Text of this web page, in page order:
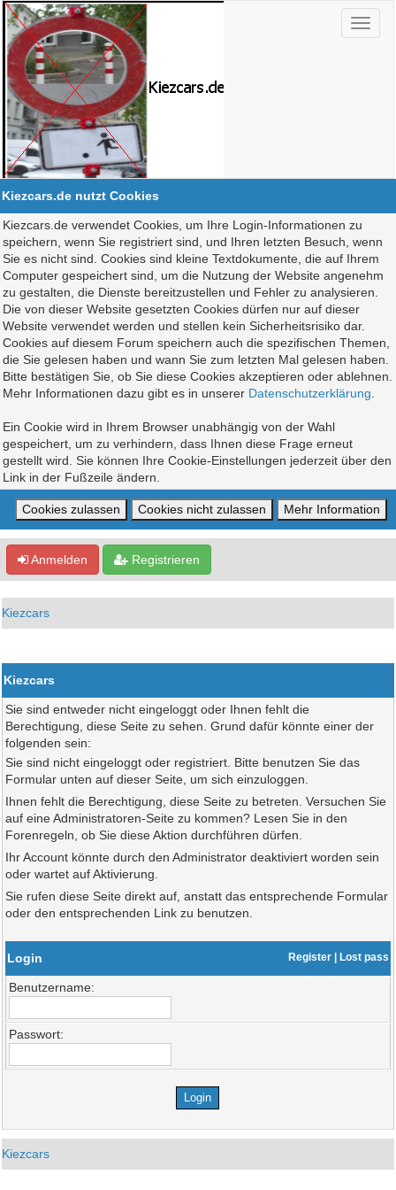
Kiezcars.de nutzt Cookies
Kiezcars.de verwendet Cookies, um Ihre Login-Informationen zu
speichern, wenn Sie registriert sind, und Ihren letzten Besuch, wenn
Sie es nicht sind. Cookies sind kleine Textdokumente, die auf Ihrem
Computer gespeichert sind, um die Nutzung der Website angenehm
zu gestalten, die Dienste bereitzustellen und Fehler zu analysieren.
Die von dieser Website gesetzten Cookies dürfen nur auf dieser
Website verwendet werden und stellen kein Sicherheitsrisiko dar.
Cookies auf diesem Forum speichern auch die spezifischen Themen,
die Sie gelesen haben und wann Sie zum letzten Mal gelesen haben.
Bitte bestätigen Sie, ob Sie diese Cookies akzeptieren oder ablehnen.
Mehr Informationen dazu gibt es in unserer Datenschutzerklärung
Ein Cookie wird in Ihrem Browser unabhängig von der Wahl
gespeichert, um zu verhindern, dass Ihnen diese Frage erneut
gestellt wird. Sie können Ihre Cookie-Einstellungen jederzeit über den
Link in der Fußzeile ändern.
Anmelden Registrieren
Kiezcars
Kiezcars
Sie sind entweder nicht eingeloggt oder Ihnen fehlt die
Berechtigung, diese Seite zu sehen. Grund dafür könnte einer der
folgenden sein:
Sie sind nicht eingeloggt oder registriert. Bitte benutzen Sie das
Formular unten auf dieser Seite, um sich einzuloggen.
Ihnen fehlt die Berechtigung, diese Seite zu betreten. Versuchen Sie
auf eine Administratoren-Seite zu kommen? Lesen Sie in den
Forenregeln, ob Sie diese Aktion durchführen dürfen.
Ihr Account könnte durch den Administrator deaktiviert worden sein
oder wartet auf Aktivierung.
Sie rufen diese Seite direkt auf, anstatt das entsprechende Formular
oder den entsprechenden Link zu benutzen.
Login Register| Lost pass
Benutzername:
Passwort:
Kiezcars